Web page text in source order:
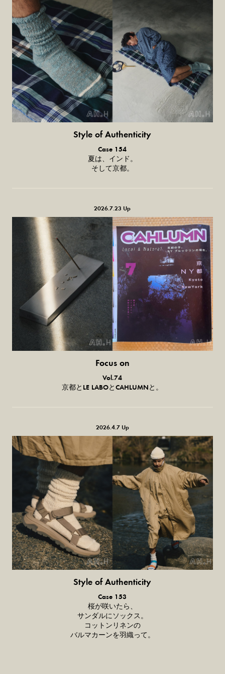
Style of Authenticity
普通の服、普通のスタイル。
Case 154
夏は、インド。
そして京都。
2026.7.23 Up
Focus on
気になる服とか人とか。
Vol.74
京都とLE LABOとCAHLUMNと。
2026.4.7 Up
Style of Authenticity
普通の服、普通のスタイル。
Case 153
桜が咲いたら、
サンダルにソックス。
コットンリネンの
バルマカーンを羽織って。